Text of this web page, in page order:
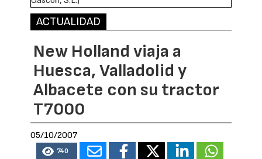
ACTUALIDAD
New Holland viaja a
Huesca, Valladolid y
Albacete con su tractor
T7000
05/10/2007
740